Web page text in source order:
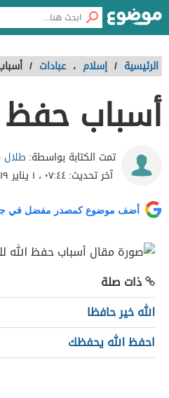
الرئيسية / إسلام ، عبادات /
أسباب حفظ
تمت الكتابة بواسطة:
آخر تحديث:٠٧:٤٤ ، ١ يناير ٢٠١٩
أضف موضوع كمصدر مفضل في
ذات صلة
الله خير حافظا
احفظ الله يحفظك